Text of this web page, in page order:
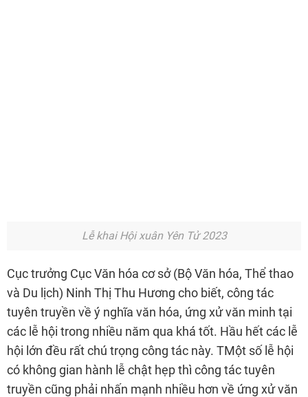
Lễ khai Hội xuân Yên Tử 2023
Cục trưởng Cục Văn hóa cơ sở (Bộ Văn hóa, Thể thao
và Du lịch) Ninh Thị Thu Hương cho biết, công tác
tuyên truyền về ý nghĩa văn hóa, ứng xử văn minh tại
các lễ hội trong nhiều năm qua khá tốt. Hầu hết các lễ
hội lớn đều rất chú trọng công tác này. TMột số lễ hội
có không gian hành lễ chật hẹp thì công tác tuyên
truyền cũng phải nhấn mạnh nhiều hơn về ứng xử văn